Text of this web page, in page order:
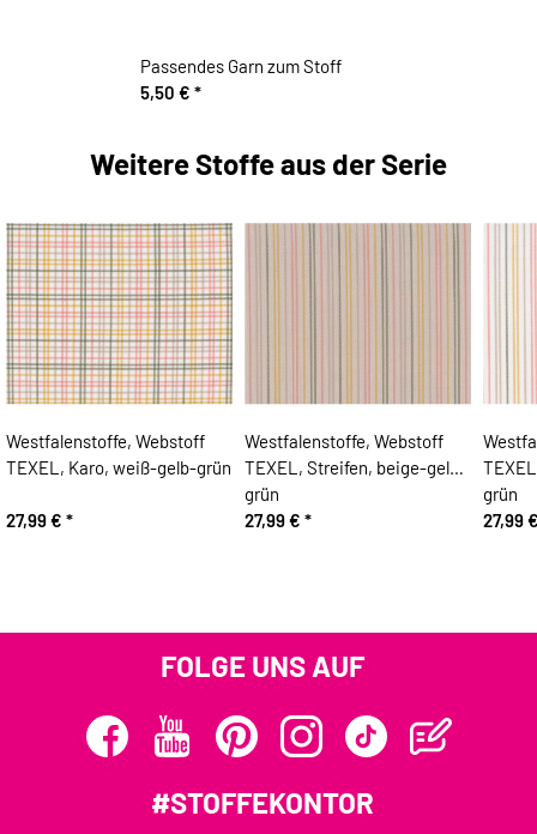
Passendes Garn zum Stoff
5,50 € *
Weitere Stoffe aus der Serie
Westfalenstoffe, Webstoff
TEXEL, Karo, weiß-gelb-grün
27,99 € *
Westfalenstoffe, Webstoff
TEXEL, Streifen, beige-gelb-
grün
27,99 € *
grün
27,99
FOLGE UNS AUF
#STOFFEKONTOR